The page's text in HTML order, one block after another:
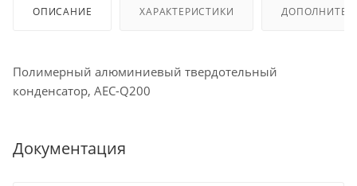
ОПИСАНИЕ ХАРАКТЕРИСТИКИ
Полимерный алюминиевый твердотельный
конденсатор, AEC-Q200
Документация